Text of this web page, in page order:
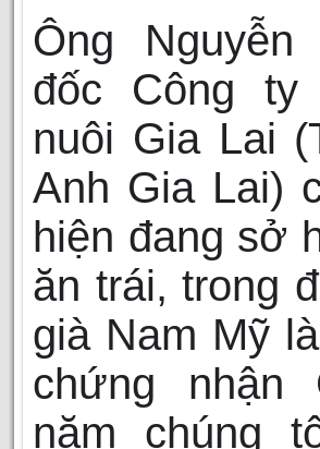
Ông Nguyễn
đốc Công ty
nuôi Gia Lai
Anh Gia Lai)
hiện đang sở
ăn trái, trong
già Nam Mỹ
chứng nhận
năm chúng